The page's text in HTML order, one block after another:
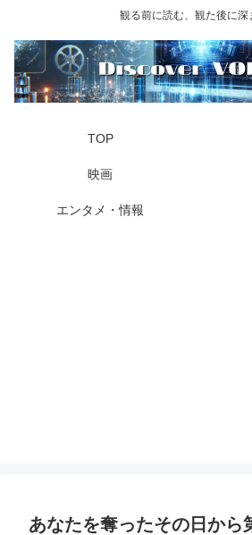
観る前に読む、観た後に深
TOP
映画
エンタメ・情報
あなたを奪ったその日から